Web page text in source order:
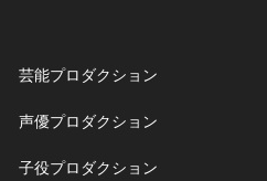
芸能プロダクション
声優プロダクション
子役プロダクション